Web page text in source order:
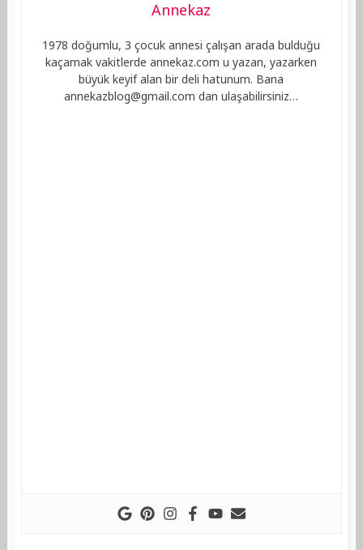
Annekaz
1978 doğumlu, 3 çocuk annesi çalışan arada bulduğu
kaçamak vakitlerde annekaz.com u yazan, yazarken
büyük keyif alan bir deli hatunum. Bana
annekazblog@gmail.com dan ulaşabilirsiniz…